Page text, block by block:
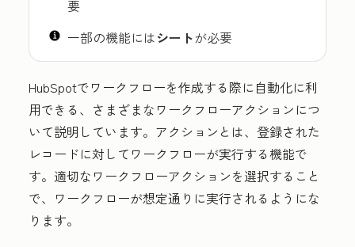
要
一部の機能にはシートが必要
HubSpotでワークフローを作成する際に自動化に利
用できる、さまざまなワークフローアクションにつ
いて説明しています。アクションとは、登録された
レコードに対してワークフローが実行する機能で
す。適切なワークフローアクションを選択すること
で、ワークフローが想定通りに実行されるようにな
ります。